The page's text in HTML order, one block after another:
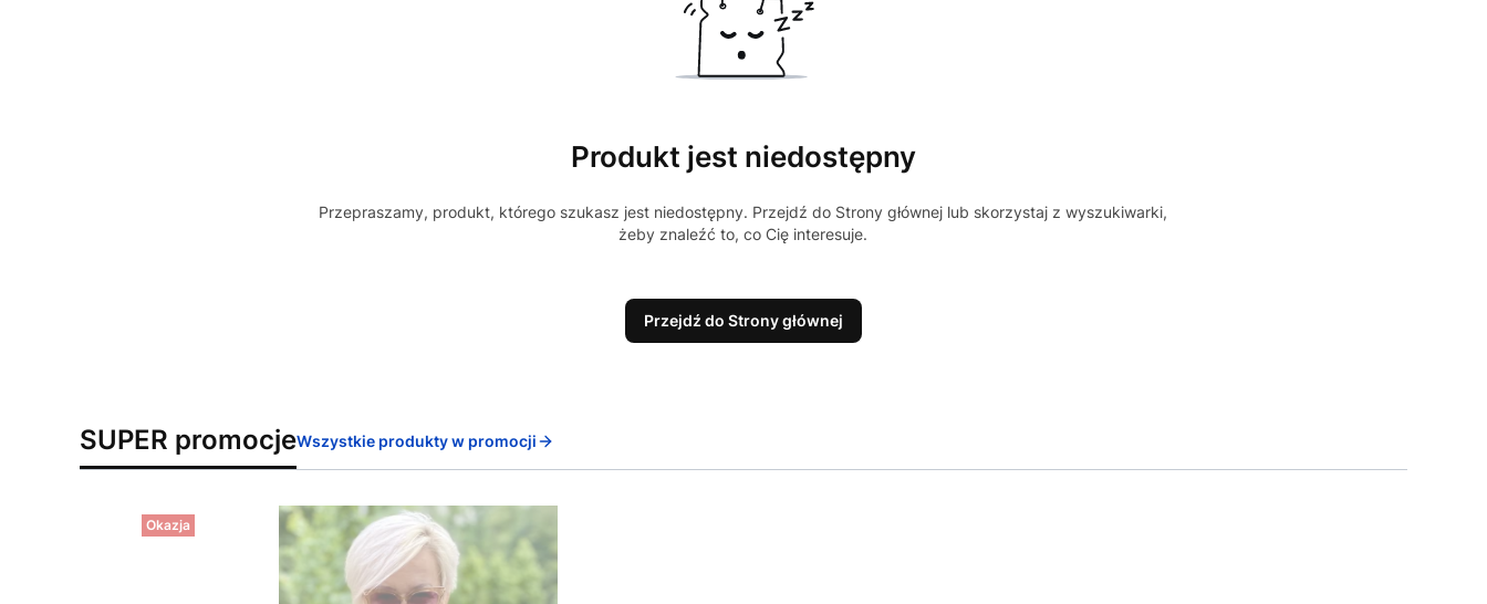
Produkt jest niedostępny
Przepraszamy, produkt, którego szukasz jest niedostępny. Przejdź do Strony głównej lub skorzystaj z wyszukiwarki,
żeby znaleźć to, co Cię interesuje.
Przejdź do Strony głównej
SUPER promocjeWszystkie produkty w promocji
Okazja